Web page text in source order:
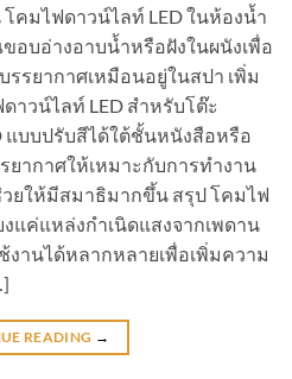
คมไฟดาวน์ไลท์ LED ในห้องน้ำ
อบอ่างอาบน้ำหรือฝังในผนังเพื่อ
รยากาศเหมือนอยู่ในสปา เพิ่ม
าวน์ไลท์ LED สำหรับโต๊ะ
แบบปรับสีได้ใต้ชั้นหนังสือหรือ
ากาศให้เหมาะกับการทำงาน
ยให้มีสมาธิมากขึ้น สรุป โคมไฟ
งแค่แหล่งกำเนิดแสงจากเพดาน
งานได้หลากหลายเพื่อเพิ่มความ
READING →